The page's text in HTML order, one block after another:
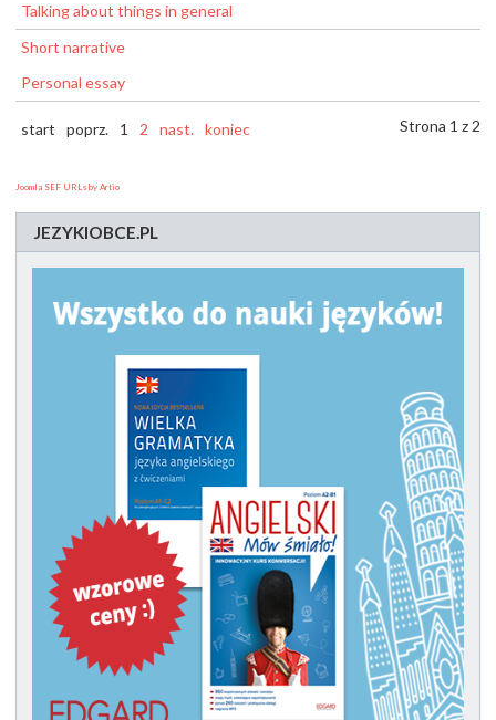
Talking about things in general
Short narrative
Personal essay
Strona 1 z 2
start poprz. 1 2 nast. koniec
Joomla SEF URLs by Artio
JEZYKIOBCE.PL